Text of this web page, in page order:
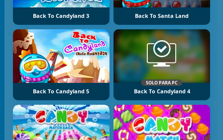
Back To Candyland 3 Back To Santa Land
Back To Candyland 5
SOLO PARA PC
Back To Candyland 4